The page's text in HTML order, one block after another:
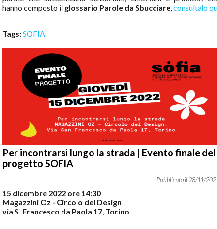
hanno composto il glossario Parole da Sbucciare,consultalo
Tags:SOFIA
Per incontrarsi lungo la strada | Evento finale del
progetto SOFIA
28/11/
15 dicembre 2022 ore 14:30
Magazzini Oz - Circolo del Design
via S. Francesco da Paola 17, Torino